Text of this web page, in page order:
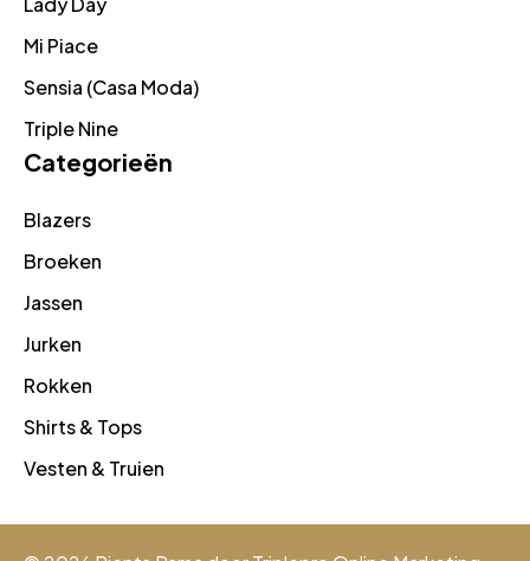
Mi Piace
Sensia (Casa Moda)
Triple Nine
Categorieën
Blazers
Broeken
Jassen
Jurken
Rokken
Shirts & Tops
Vesten & Truien